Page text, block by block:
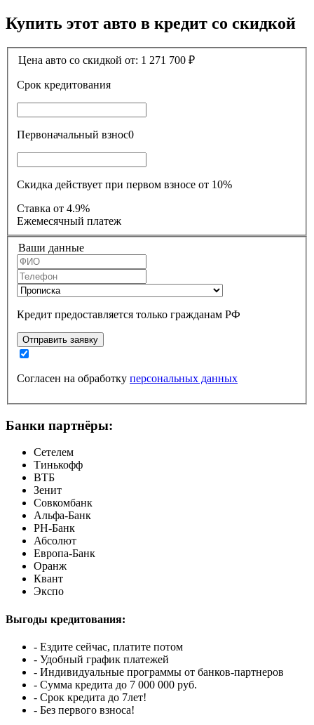
Купить этот авто в кредит со скидкой
Цена авто со скидкой от: 1 271 700 ₽
Срок кредитования
Первоначальный взнос0
Скидка действует при первом взносе от 10%
Ставка
от 4.9%
Ежемесячный платеж
Ваши данные
Кредит предоставляется только гражданам РФ
Отправить заявку
Согласен на обработку персональных данных
Банки партнёры:
Сетелем
Тинькофф
ВТБ
Зенит
Совкомбанк
Альфа-Банк
РН-Банк
Абсолют
Европа-Банк
Оранж
Квант
Экспо
Выгоды кредитования:
- Ездите сейчас, платите потом
- Удобный график платежей
- Индивидуальные программы от банков-партнеров
- Сумма кредита до 7 000 000 руб.
- Срок кредита до 7лет!
- Без первого взноса!